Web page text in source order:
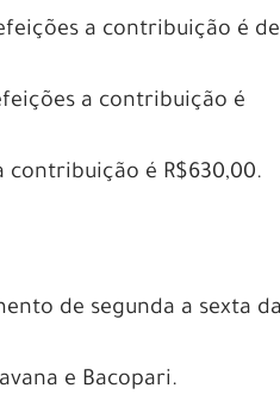
a contribuição é de
a contribuição é
contribuição é R$630,00.
de segunda a sexta
e Bacopari.